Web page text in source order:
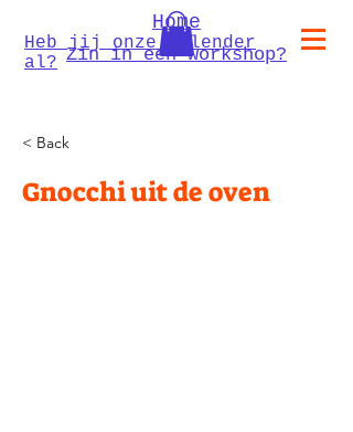
Heb jij onze kalender
al? Zin in een workshop?
Home
< Back
Gnocchi uit de oven